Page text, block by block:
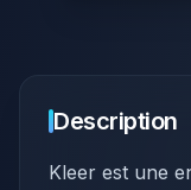
Description
Kleer est une